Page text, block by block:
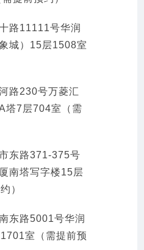
路11111号华润
城）15层1508室
路230号万菱汇
塔7层704室（需
东路371-375号
南塔写字楼15层
）
东路5001号华润
室（需提前预